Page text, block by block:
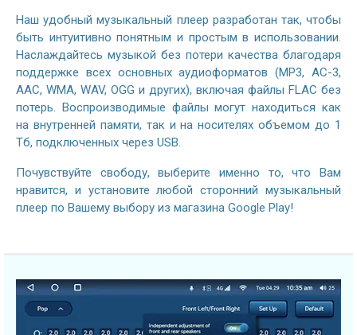
Наш удобный музыкальный плеер разработан так, чтобы
быть интуитивно понятным и простым в использовании.
Наслаждайтесь музыкой без потери качества благодаря
поддержке всех основных аудиоформатов (MP3, AC-3,
AAC, WMA, WAV, OGG и других), включая файлы FLAC без
потерь. Воспроизводимые файлы могут находиться как
на внутренней памяти, так и на носителях объемом до 1
Тб, подключенных через USB.
Почувствуйте свободу, выберите именно то, что Вам
нравится, и установите любой сторонний музыкальный
плеер по Вашему выбору из магазина Google Play!